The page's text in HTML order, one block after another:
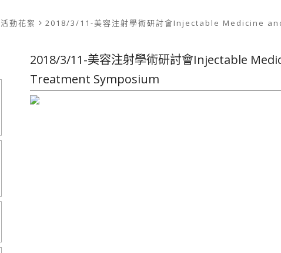
活動花絮 2018/3/11-美容注射學術研討會Injectable Medicine
2018/3/11-美容注射學術研討會Injectable
Treatment Symposium